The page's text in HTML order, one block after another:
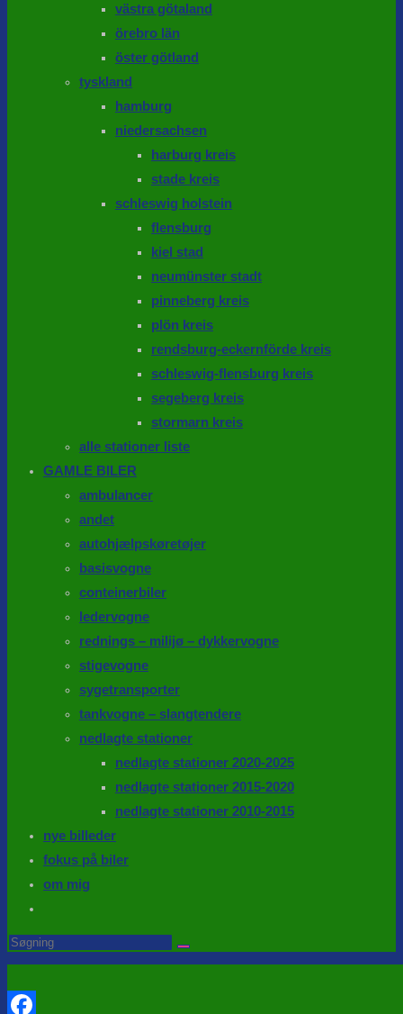
västra götaland
örebro län
öster götland
tyskland
hamburg
niedersachsen
harburg kreis
stade kreis
schleswig holstein
flensburg
kiel stad
neumünster stadt
pinneberg kreis
plön kreis
rendsburg-eckernförde kreis
schleswig-flensburg kreis
segeberg kreis
stormarn kreis
alle stationer liste
GAMLE BILER
ambulancer
andet
autohjælpskøretøjer
basisvogne
conteinerbiler
ledervogne
rednings – milijø – dykkervogne
stigevogne
sygetransporter
tankvogne – slangtendere
nedlagte stationer
nedlagte stationer 2020-2025
nedlagte stationer 2015-2020
nedlagte stationer 2010-2015
nye billeder
fokus på biler
om mig
website
search
Search
this
website